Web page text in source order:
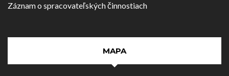
Záznam o spracovateľských činnostiach
MAPA